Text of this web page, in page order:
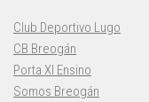
Club Deportivo Lugo
CB Breogán
Porta XI Ensino
Somos Breogán